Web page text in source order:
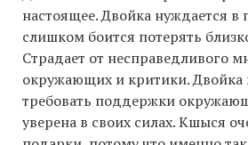
настоящее. Двойка нуждается в
слишком боится потерять
Страдает от несправедливого
окружающих и критики. Двойка
требовать поддержки
уверена в своих силах. Кшыся